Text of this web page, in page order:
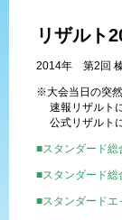
リザルト
2014年 第2回
※大会当日の突
速報リザルト
公式リザルト
■スタンダード総
■スタンダード総
■スタンダード